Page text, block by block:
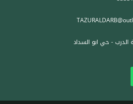
الدرب - حي ابو السداد